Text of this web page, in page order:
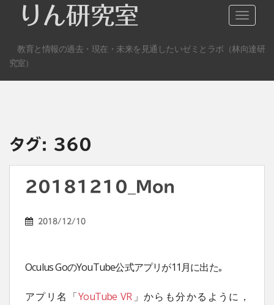
o
りん研究室
教育と情報の過去・現在・未来を見通したいゼミとラボ（林向達研
究室）
タグ: 360
20181210_Mon
2018/12/10
Oculus GoのYouTube公式アプリが11月に出た｡
アプリ名「YouTube VR」からも分かるように，